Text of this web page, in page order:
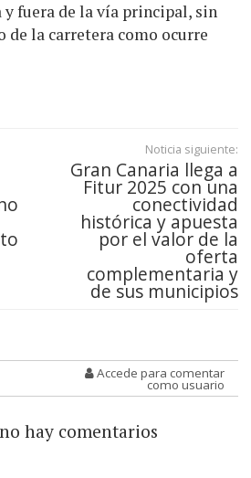
fuera de la vía principal, sin
la carretera como ocurre
Noticia siguiente:
Gran Canaria llega a
Fitur 2025 con una
conectividad
histórica y apuesta
por el valor de la
oferta
complementaria y
de sus municipios
Accede para comentar
como usuario
hay comentarios